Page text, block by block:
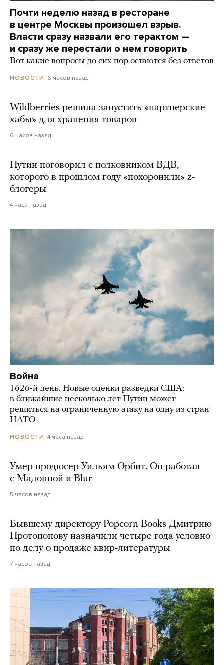
Почти неделю назад в ресторане
в центре Москвы произошел взрыв.
Власти сразу назвали его терактом —
и сразу же перестали о нем говорить
Вот какие вопросы до сих пор остаются без ответов
НОВОСТИ 6 часов назад
Wildberries решила запустить «партнерские
хабы» для хранения товаров
6 часов назад
Путин поговорил с полковником ВДВ,
которого в прошлом году «похоронили» z-
блогеры
4 часа назад
Война
1626-й день. Новые оценки разведки США:
в ближайшие несколько лет Путин может
решиться на ограниченную атаку на одну из стран
НАТО
НОВОСТИ 4 часа назад
Умер продюсер Уильям Орбит. Он работал
с Мадонной и Blur
5 часов назад
Бывшему директору Popcorn Books Дмитрию
Протопопову назначили четыре года условно
по делу о продаже квир-литературы
7 часов назад